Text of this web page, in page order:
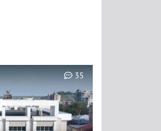
35